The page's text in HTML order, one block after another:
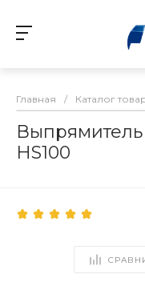
Главная / Каталог
HS100